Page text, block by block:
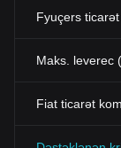
Fyuçers
Maks. leverec
Fiat ticarət